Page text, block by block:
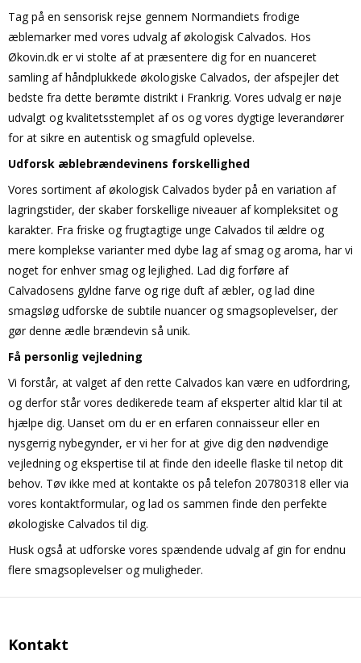
Tag på en sensorisk rejse gennem Normandiets frodige
æblemarker med vores udvalg af økologisk Calvados. Hos
Økovin.dk er vi stolte af at præsentere dig for en nuanceret
samling af håndplukkede økologiske Calvados, der afspejler det
bedste fra dette berømte distrikt i Frankrig. Vores udvalg er nøje
udvalgt og kvalitetsstemplet af os og vores dygtige leverandører
for at sikre en autentisk og smagfuld oplevelse.
Udforsk æblebrændevinens forskellighed
Vores sortiment af økologisk Calvados byder på en variation af
lagringstider, der skaber forskellige niveauer af kompleksitet og
karakter. Fra friske og frugtagtige unge Calvados til ældre og
mere komplekse varianter med dybe lag af smag og aroma, har vi
noget for enhver smag og lejlighed. Lad dig forføre af
Calvadosens gyldne farve og rige duft af æbler, og lad dine
smagsløg udforske de subtile nuancer og smagsoplevelser, der
gør denne ædle brændevin så unik.
Få personlig vejledning
Vi forstår, at valget af den rette Calvados kan være en udfordring,
og derfor står vores dedikerede team af eksperter altid klar til at
hjælpe dig. Uanset om du er en erfaren connaisseur eller en
nysgerrig nybegynder, er vi her for at give dig den nødvendige
vejledning og ekspertise til at finde den ideelle flaske til netop dit
behov. Tøv ikke med at kontakte os på telefon 20780318 eller via
vores kontaktformular, og lad os sammen finde den perfekte
økologiske Calvados til dig.
Husk også at udforske vores spændende udvalg af gin for endnu
flere smagsoplevelser og muligheder.
Kontakt